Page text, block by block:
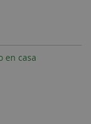
en casa